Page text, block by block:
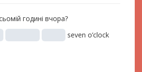
годині вчора?
seven o’clock